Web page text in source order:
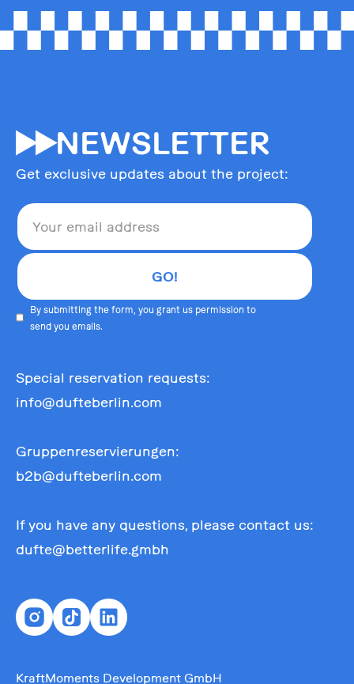
55NEWSLETTER
Get exclusive updates about the project:
By submitting the form, you grant us permission to
send you emails.
Special reservation requests:
info@dufteberlin.com
Gruppenreservierungen:
b2b@dufteberlin.com
If you have any questions, please contact us:
dufte@betterlife.gmbh
KraftMoments Development GmbH